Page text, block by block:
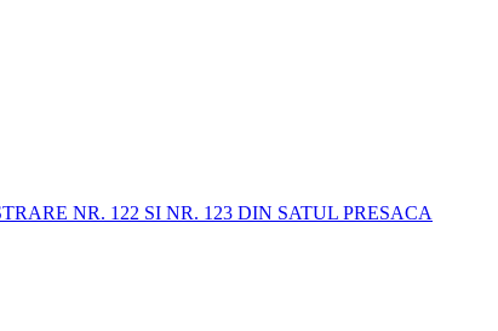
NR. 122 SI NR. 123 DIN SATUL PRESACA